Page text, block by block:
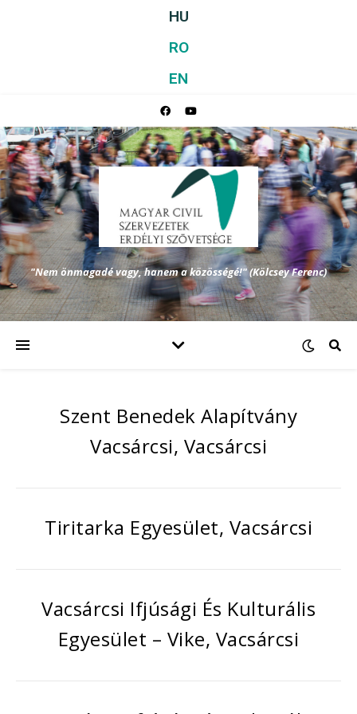
HU
RO
EN
"Nem önmagadé vagy, hanem a közösségé!" (Kölcsey Ferenc)
Szent Benedek Alapítvány
Vacsárcsi, Vacsárcsi
Tiritarka Egyesület, Vacsárcsi
Vacsárcsi Ifjúsági És Kulturális
Egyesület – Vike, Vacsárcsi